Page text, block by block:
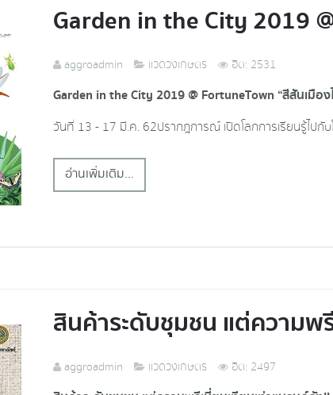
Garden in the City 2019
aggroadmin แวดวงเกษตร ฮิต: 2531
Garden in the City 2019 @ FortuneTown “สีสันเมือ
วันที่ 13 - 17 มี.ค. 62 ปรากฎการณ์ เปิดโลกการเรียนรู้ไป
อ่านเพิ่มเติม...
สินค้าระดับชุมชน แต่ความพ
aggroadmin แวดวงเกษตร ฮิต: 2497